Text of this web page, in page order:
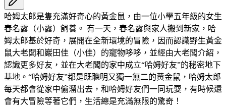
哈姆太郎是隻充滿好奇心的黃金鼠，由一位小學五年級的女生
春名露（小露）飼養。 有一天，春名露與家人搬到新家，哈
姆太郎基於好奇，展開在全新環境的冒險，因而認識野生黃金
鼠大老闆和巖田佳（小佳）的寵物哆哆，並經由大老闆介紹，
認識更多好友，並在大老闆的家中成立“哈姆好友”的秘密地下
基地。“哈姆好友”都是既聰明又獨一無二的黃金鼠，哈姆太郎
每天都會從家中偷溜出去，和哈姆好友們一同玩耍，有時候還
會有大冒險等著它們，生活總是充滿無限的驚奇！